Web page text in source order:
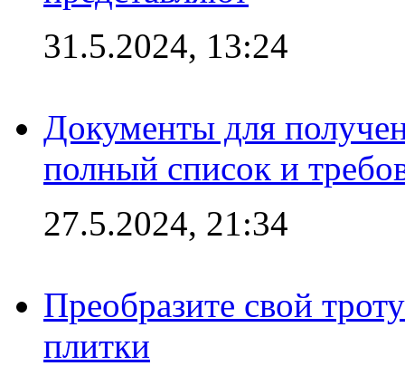
31.5.2024, 13:24
Документы для
полный список и
27.5.2024, 21:34
Преобразите свой
плитки